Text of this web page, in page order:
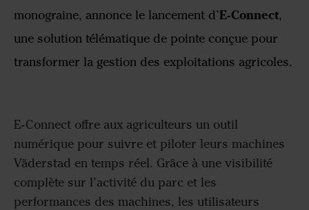
monograine, annonce le lancement d’E-Connect,
une solution télématique de pointe conçue pour
transformer la gestion des exploitations agricoles.
E-Connect offre aux agriculteurs un outil
numérique pour suivre et piloter leurs machines
Väderstad en temps réel. Grâce à une visibilité
complète sur l’activité du parc et les
performances des machines, les utilisateurs